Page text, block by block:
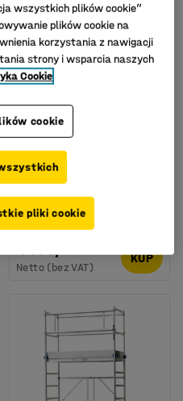
Dostępne w kilku
wariantach
Rusztowanie SUMMIT,
aluminium, 1000 mm,
1650x750 mm
Nr art. :90433
4 775,-
Netto (bez VAT)
KUP
wszystkich plików cookie”
plików cookie na
korzystania z nawigacji
strony i wsparcia naszych
Cookie
cookie
pliki cookie